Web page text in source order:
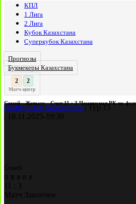
КПЛ
1 Лига
2 Лига
Кубок Казахстана
Суперкубок Казахстана
Прогнозы
Букмекеры Казахстана
3 : 2
Матч-центр
Семей - Жетысу - Счет 11 : 3 Чемпионат РК по
Чемпионат Казахстана Тур 15
18.11.2025- 19:30
Семей
п в в в в
11
3
Матч Закончен